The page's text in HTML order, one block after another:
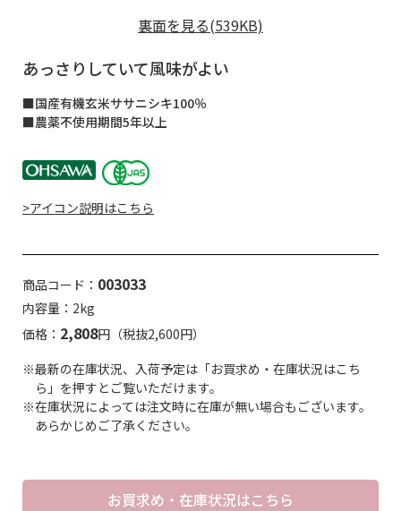
裏面を見る(539KB)
あっさりしていて風味がよい
■国産有機玄米ササニシキ100％
■農薬不使用期間5年以上
>アイコン説明はこちら
商品コード： 003033
内容量：2kg
価格： 2,808円（税抜2,600円）
※最新の在庫状況、入荷予定は「お買求め・在庫状況はこち
ら」を押すとご覧いただけます。
※在庫状況によっては注文時に在庫が無い場合もございます。
あらかじめご了承ください。
お買求め・在庫状況はこちら